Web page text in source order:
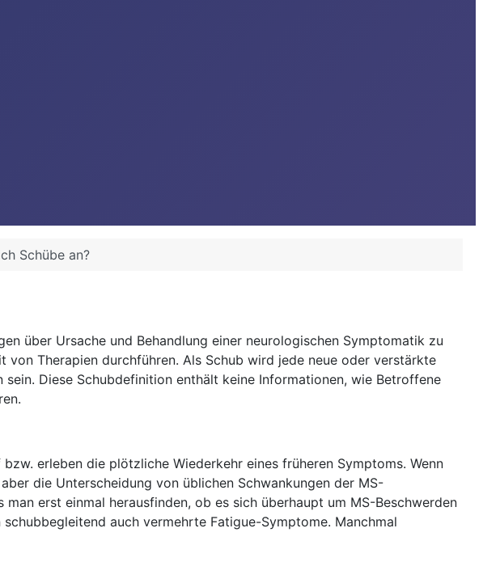
Schübe an?
über Ursache und Behandlung einer neurologischen Symptomatik zu
Therapien durchführen. Als Schub wird jede neue oder verstärkte
Diese Schubdefinition enthält keine Informationen, wie Betroffene
erleben die plötzliche Wiederkehr eines früheren Symptoms. Wenn
die Unterscheidung von üblichen Schwankungen der MS-
erst einmal herausfinden, ob es sich überhaupt um MS-Beschwerden
auch vermehrte Fatigue-Symptome. Manchmal